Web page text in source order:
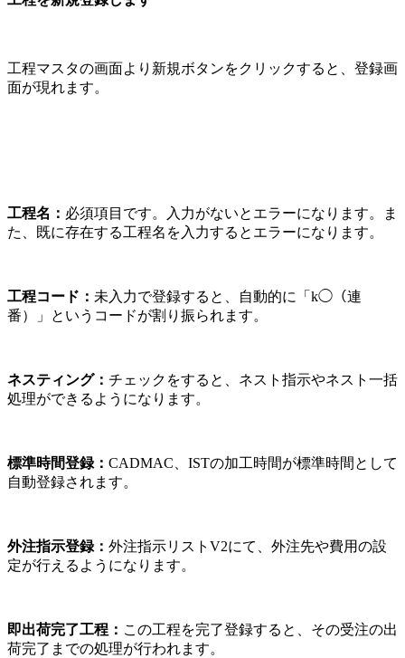
工程マスタの画面より新規ボタンをクリックすると、登録画
面が現れます。
工程名： 必須項目です。入力がないとエラーになります。ま
た、既に存在する工程名を入力するとエラーになります。
工程コード： 未入力で登録すると、自動的に「k◯（連
番）」というコードが割り振られます。
ネスティング： チェックをすると、ネスト指示やネスト一括
処理ができるようになります。
標準時間登録： CADMAC、ISTの加工時間が標準時間として
自動登録されます。
外注指示登録： 外注指示リストV2にて、外注先や費用の設
定が行えるようになります。
即出荷完了工程： この工程を完了登録すると、その受注の出
荷完了までの処理が行われます。